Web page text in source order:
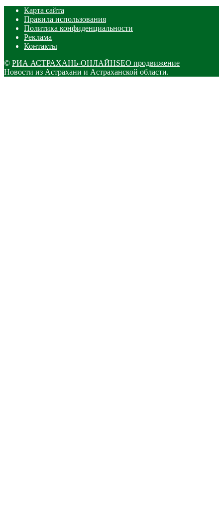
Карта сайта
Правила использования
Политика конфиденциальности
Реклама
Контакты
© РИА АСТРАХАНЬ-ОНЛАЙНSEO продвижение
Новости из Астрахани и Астраханской области.